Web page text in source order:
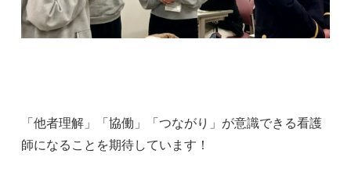
「他者理解」「協働」「つながり」が意識できる看護
師になることを期待しています！